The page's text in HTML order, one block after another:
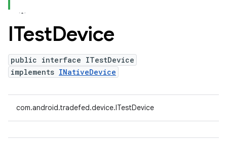
ITestDevice
public interface ITestDevice
implements INativeDevice
com.android.tradefed.device.ITestDevice